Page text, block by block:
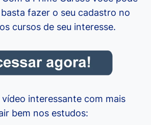
fazer o seu cadastro no
cursos de seu interesse.
vídeo interessante com mais
bem nos estudos: